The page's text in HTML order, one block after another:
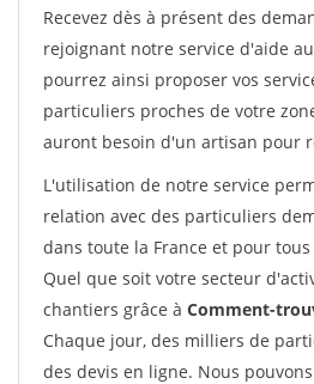
Recevez dès à présent des
rejoignant notre service d'aide
pourrez ainsi proposer vos
particuliers proches de votre
auront besoin d'un artisan pour
L'utilisation de notre service
relation avec des particuliers
dans toute la France et pour
Quel que soit votre secteur
chantiers grâce à Comment-
Chaque jour, des milliers de
des devis en ligne. Nous